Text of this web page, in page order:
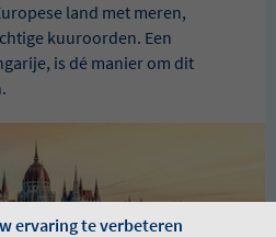
land met meren,
kuuroorden. Een
is dé manier om dit
ervaring te verbeteren